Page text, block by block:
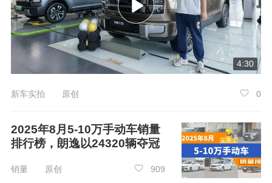
行业“三智”升级
聚焦“智能制造，辅助驾驶，智能座舱”领
域，上汽通用五菱与华为深化战略合作，集成华
4:30
新车实拍 原创 0
2025年8月5-10万手动车销量
排行榜，朗逸以24320辆夺冠
销量 原创 909